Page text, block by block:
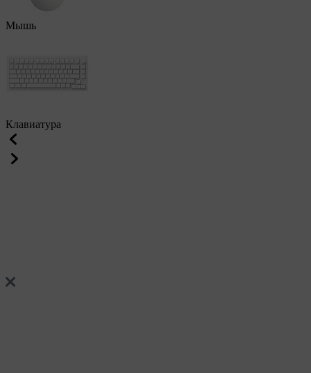
Мышь
Клавиатура